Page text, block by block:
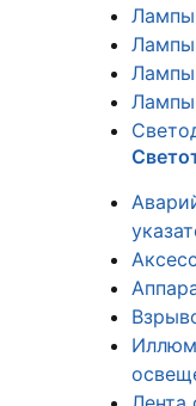
Лампы
Лампы
Лампы